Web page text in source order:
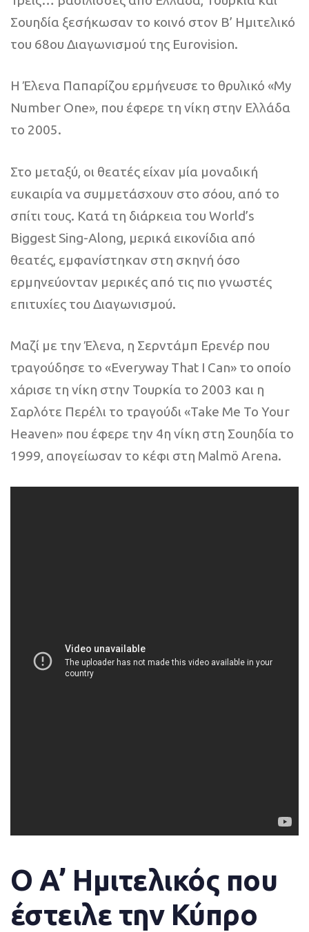
Σουηδία ξεσήκωσαν το κοινό στον B’ Ημιτελικό
του 68ου Διαγωνισμού της Eurovision.
Η Έλενα Παπαρίζου ερμήνευσε το θρυλικό «My
Number One», που έφερε τη νίκη στην Ελλάδα
το 2005.
Στο μεταξύ, οι θεατές είχαν μία μοναδική
ευκαιρία να συμμετάσχουν στο σόου, από το
σπίτι τους. Κατά τη διάρκεια του World’s
Biggest Sing-Along, μερικά εικονίδια από
θεατές, εμφανίστηκαν στη σκηνή όσο
ερμηνεύονταν μερικές από τις πιο γνωστές
επιτυχίες του Διαγωνισμού.
Μαζί με την Έλενα, η Σερντάμπ Ερενέρ που
τραγούδησε το «Everyway That I Can» το οποίο
χάρισε τη νίκη στην Τουρκία το 2003 και η
Σαρλότε Περέλι το τραγούδι «Take Me To Your
Heaven» που έφερε την 4η νίκη στη Σουηδία το
1999, απογείωσαν το κέφι στη Malmö Arena.
Ο Α’ Ημιτελικός που
έστειλε την Κύπρο